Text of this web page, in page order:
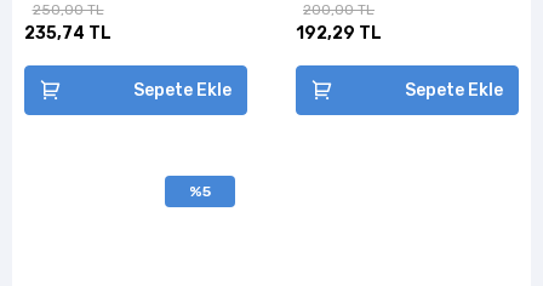
250,00 TL
235,74 TL
Sepete Ekle
200,00 TL
192,29 TL
Sepete Ekle
%5